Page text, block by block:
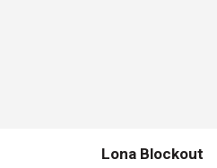
Lona Blockout